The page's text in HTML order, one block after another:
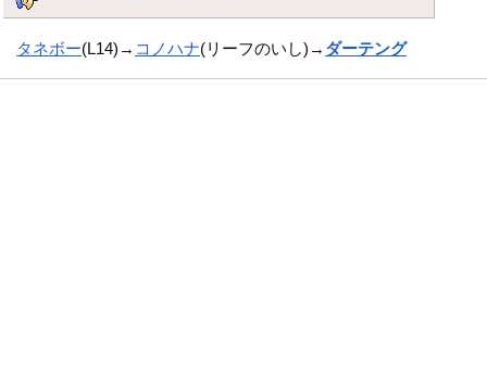
タネボー(L14)→ コノハナ(リーフのいし)→ ダーテング